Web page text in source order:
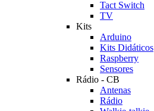
Tact Switch
TV
Kits
Arduino
Kits Didáticos
Raspberry
Sensores
Rádio - CB
Antenas
Rádio